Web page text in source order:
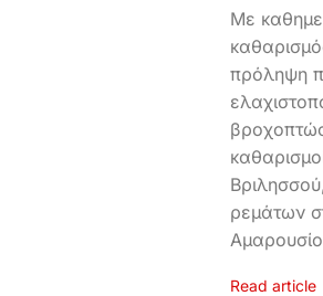
Με
πρόληψη
ρεμάτων
Read article